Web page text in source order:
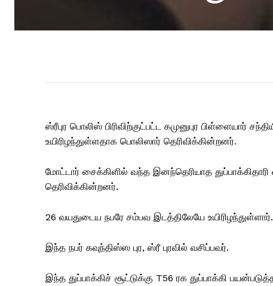
ஸ்ரீபுர பொலிஸ் பிரிவிற்குட்பட்ட கமுனுபுர பிள்ளையார்
உயிரிழந்துள்ளதாக பொலிஸார் தெரிவிக்கின்றனர்.
மோட்டார் சைக்கிளில் வந்த இனந்தெரியாத துப்பாக்கிதாரி
தெரிவிக்கின்றனர்.
26 வயதுடைய நபரே சம்பவ இடத்திலேயே உயிரிழந்துள்ளார்.
இந்த நபர் கவுந்திஸ்ஸ புர, ஸ்ரீ புரவில் வசிப்பவர்.
இந்த துப்பாக்கிச் சூட்டுக்கு T56 ரக துப்பாக்கி